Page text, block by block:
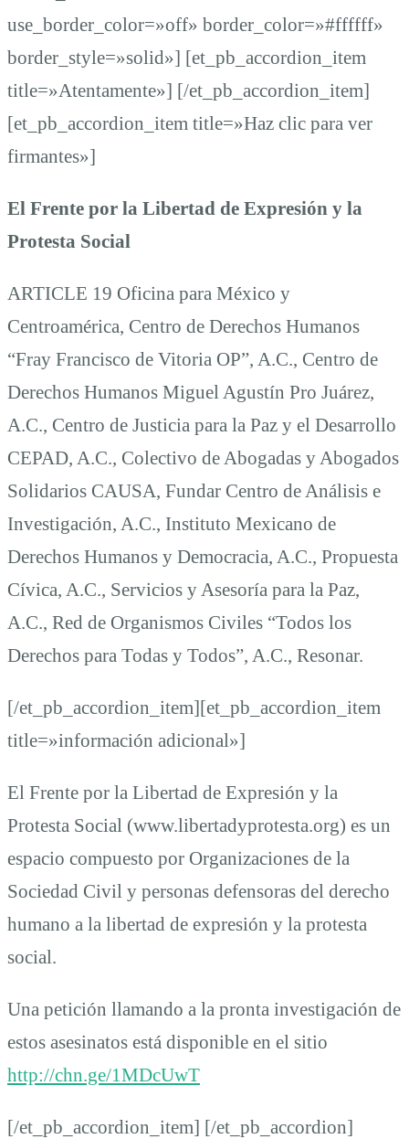
use_border_color=»off» border_color=»#ffffff»
border_style=»solid»] [et_pb_accordion_item
title=»Atentamente»] [/et_pb_accordion_item]
[et_pb_accordion_item title=»Haz clic para ver
firmantes»]
El Frente por la Libertad de Expresión y la
Protesta Social
ARTICLE 19 Oficina para México y
Centroamérica, Centro de Derechos Humanos
“Fray Francisco de Vitoria OP”, A.C., Centro de
Derechos Humanos Miguel Agustín Pro Juárez,
A.C., Centro de Justicia para la Paz y el Desarrollo
CEPAD, A.C., Colectivo de Abogadas y Abogados
Solidarios CAUSA, Fundar Centro de Análisis e
Investigación, A.C., Instituto Mexicano de
Derechos Humanos y Democracia, A.C., Propuesta
Cívica, A.C., Servicios y Asesoría para la Paz,
A.C., Red de Organismos Civiles “Todos los
Derechos para Todas y Todos”, A.C., Resonar.
[/et_pb_accordion_item][et_pb_accordion_item
title=»información adicional»]
El Frente por la Libertad de Expresión y la
Protesta Social (www.libertadyprotesta.org) es un
espacio compuesto por Organizaciones de la
Sociedad Civil y personas defensoras del derecho
humano a la libertad de expresión y la protesta
social.
Una petición llamando a la pronta investigación de
estos asesinatos está disponible en el sitio
http://chn.ge/1MDcUwT
[/et_pb_accordion_item] [/et_pb_accordion]